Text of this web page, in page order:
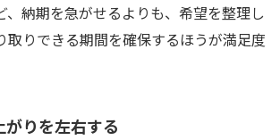
、納期を急がせるよりも、希望を整理し
取りできる期間を確保するほうが満足度
りを左右する